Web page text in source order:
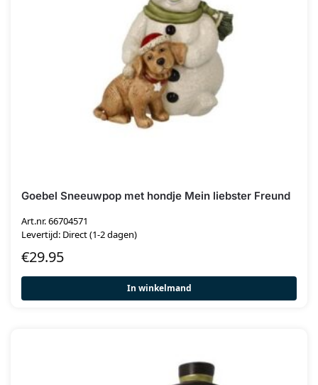
Goebel Sneeuwpop met hondje Mein liebster Freund
Art.nr. 66704571
Levertijd: Direct (1-2 dagen)
€29.95
In winkelmand